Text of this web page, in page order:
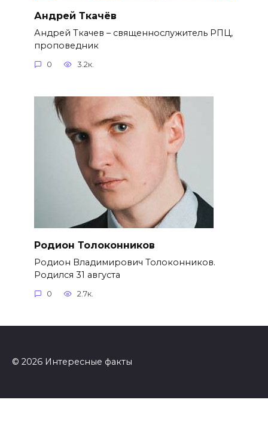
Андрей Ткачёв
Андрей Ткачев – священнослужитель РПЦ,
проповедник
0 3.2к.
Родион Толоконников
Родион Владимирович Толоконников.
Родился 31 августа
0 2.7к.
© 2026 Интересные факты